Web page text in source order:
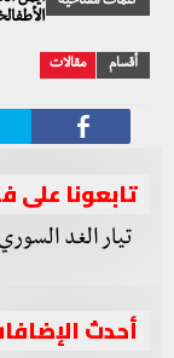
أقسام مقالات
تابعونا
أحدث